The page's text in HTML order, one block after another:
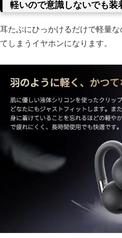
軽いので意識しないでも装
耳たぶにひっかけるだけで軽量
てしまうイヤホンになります。